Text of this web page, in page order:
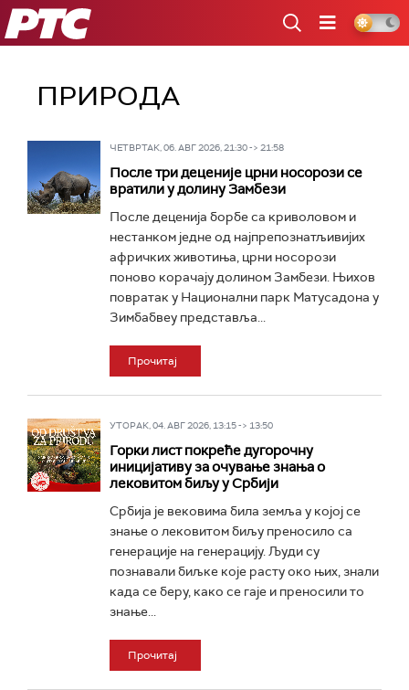
РТС
ПРИРОДА
ЧЕТВРТАК, 06. АВГ 2026, 21:30 -> 21:58
После три деценије црни носорози се
вратили у долину Замбези
После деценија борбе са криволовом и
нестанком једне од најпрепознатљивијих
афричких животиња, црни носорози
поново корачају долином Замбези. Њихов
повратак у Национални парк Матусадона у
Зимбабвеу представља...
Прочитај
УТОРАК, 04. АВГ 2026, 13:15 -> 13:50
Горки лист покреће дугорочну
иницијативу за очување знања о
лековитом биљу у Србији
Србија је вековима била земља у којој се
знање о лековитом биљу преносило са
генерације на генерацију. Људи су
познавали биљке које расту око њих, знали
када се беру, како се гаје и преносили то
знање...
Прочитај